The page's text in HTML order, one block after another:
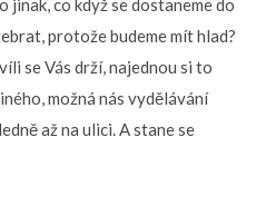
jinak, co když se dostaneme do
protože budeme mít hlad?
se Vás drží, najednou si to
možná nás vydělávání
až na ulici. A stane se